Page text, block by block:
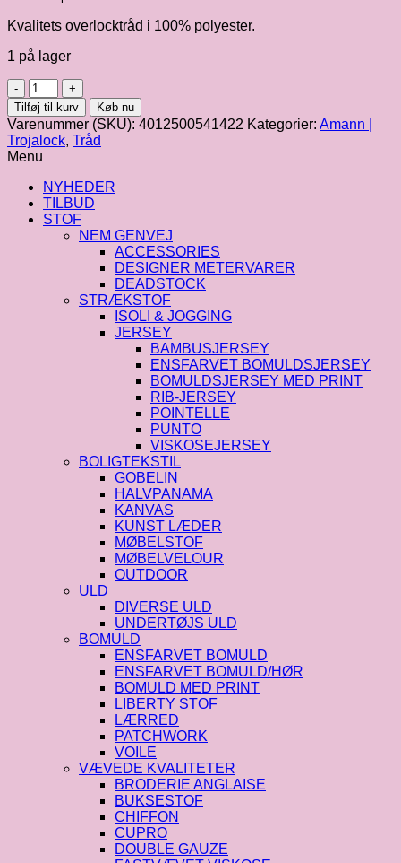
Kvalitets overlocktråd i 100% polyester.
1 på lager
Trojalock
2500
m,
fv.
7865
antal
Tilføj til kurv Køb nu
Varenummer (SKU): 4012500541422 Kategorier: Amann |
Trojalock, Tråd
Menu
NYHEDER
TILBUD
STOF
NEM GENVEJ
ACCESSORIES
DESIGNER METERVARER
DEADSTOCK
STRÆKSTOF
ISOLI & JOGGING
JERSEY
BAMBUSJERSEY
ENSFARVET BOMULDSJERSEY
BOMULDSJERSEY MED PRINT
RIB-JERSEY
POINTELLE
PUNTO
VISKOSEJERSEY
BOLIGTEKSTIL
GOBELIN
HALVPANAMA
KANVAS
KUNST LÆDER
MØBELSTOF
MØBELVELOUR
OUTDOOR
ULD
DIVERSE ULD
UNDERTØJS ULD
BOMULD
ENSFARVET BOMULD
ENSFARVET BOMULD/HØR
BOMULD MED PRINT
LIBERTY STOF
LÆRRED
PATCHWORK
VOILE
VÆVEDE KVALITETER
BRODERIE ANGLAISE
BUKSESTOF
CHIFFON
CUPRO
DOUBLE GAUZE